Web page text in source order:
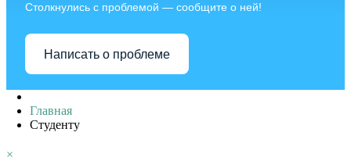
Столкнулись с проблемой — сообщите о ней!
Написать о проблеме
Главная
Студенту
×